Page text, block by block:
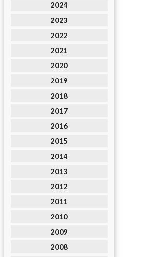
2024
2023
2022
2021
2020
2019
2018
2017
2016
2015
2014
2013
2012
2011
2010
2009
2008